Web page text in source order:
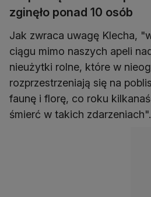
zginęło ponad 10 osób
Jak zwraca uwagę Klecha,
ciągu mimo naszych apeli
nieużytki rolne, które w
rozprzestrzeniają się na
faunę i florę, co roku
śmierć w takich zdarzeniach".